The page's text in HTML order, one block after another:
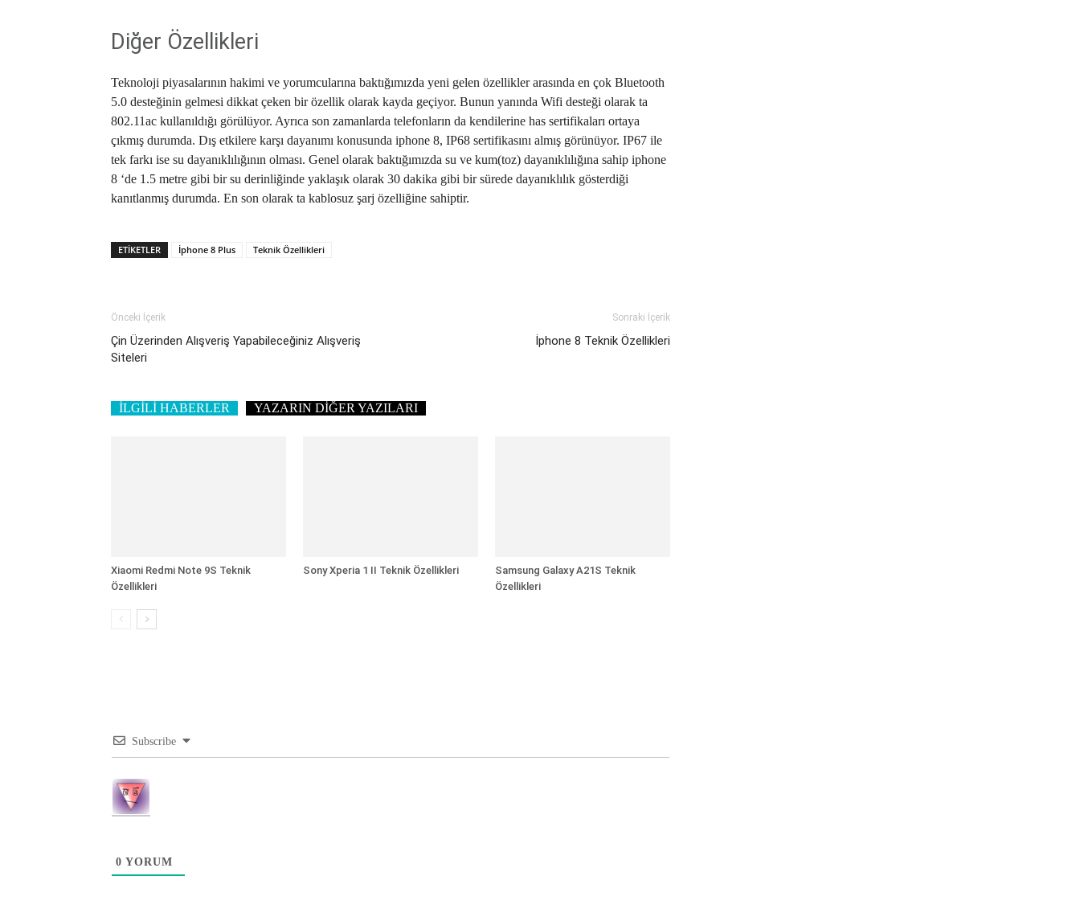
Diğer Özellikleri
Teknoloji piyasalarının hakimi ve yorumcularına baktığımızda yeni gelen özellikler arasında en çok Bluetooth
5.0 desteğinin gelmesi dikkat çeken bir özellik olarak kayda geçiyor. Bunun yanında Wifi desteği olarak ta
802.11ac kullanıldığı görülüyor. Ayrıca son zamanlarda telefonların da kendilerine has sertifikaları ortaya
çıkmış durumda. Dış etkilere karşı dayanımı konusunda iphone 8, IP68 sertifikasını almış görünüyor. IP67 ile
tek farkı ise su dayanıklılığının olması. Genel olarak baktığımızda su ve kum(toz) dayanıklılığına sahip iphone
8 ‘de 1.5 metre gibi bir su derinliğinde yaklaşık olarak 30 dakika gibi bir sürede dayanıklılık gösterdiği
kanıtlanmış durumda. En son olarak ta kablosuz şarj özelliğine sahiptir.
ETIKETLER İphone 8 Plus Teknik Özellikleri
Önceki İçerik
Çin Üzerinden Alışveriş Yapabileceğiniz Alışveriş
Siteleri
Sonraki İçerik
İphone 8 Teknik Özellikleri
İLGİLİ HABERLER YAZARIN DİĞER YAZILARI
Xiaomi Redmi Note 9S Teknik
Özellikleri
Sony Xperia 1 II Teknik Özellikleri
Samsung Galaxy A21S Teknik
Özellikleri
Subscribe
0 YORUM